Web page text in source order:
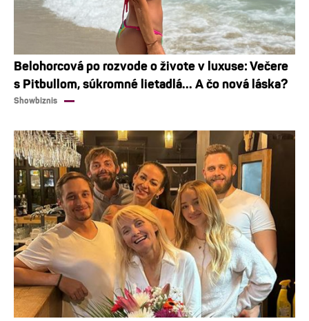
Belohorcová po rozvode o živote v luxuse: Večere
s Pitbullom, súkromné lietadlá... A čo nová láska?
Showbiznis